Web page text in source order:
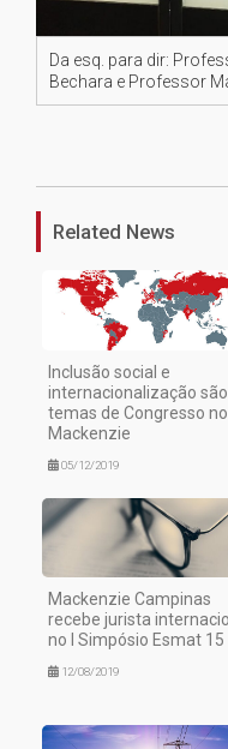
Da esq. para dir:
Bechara e Professor
Related News
Inclusão social e
internacionalização são
temas de Congresso no
Mackenzie
05/12/2019
Mackenzie Campinas
recebe jurista
no I Simpósio Esmat 15
12/08/2019